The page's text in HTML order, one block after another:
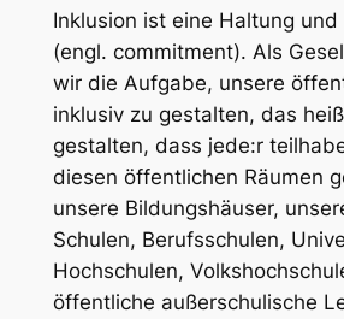
Inklusion ist eine Haltung
(engl. commitment). Als
wir die Aufgabe, unsere
inklusiv zu gestalten, das
gestalten, dass jede:r
diesen öffentlichen Räumen
unsere Bildungshäuser,
Schulen, Berufsschulen,
Hochschulen,
öffentliche außerschulische